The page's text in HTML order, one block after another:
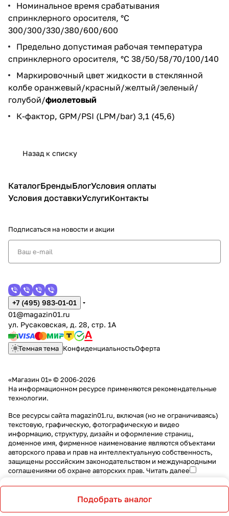
Номинальное время срабатывания
спринклерного оросителя, °С
300/300/330/380/600/600
Предельно допустимая рабочая температура
спринклерного оросителя, °С 38/50/58/70/100/140
Маркировочный цвет жидкости в стеклянной
колбе оранжевый/красный/желтый/зеленый/
голубой/фиолетовый
К-фактор, GPM/PSI (LPM/bar) 3,1 (45,6)
Назад к списку
Подобрать аналог
КаталогБрендыБлогУсловия оплаты
Условия доставкиУслугиКонтакты
Подписаться на новости и акции
+7 (495) 983-01-01
01@magazin01.ru
ул. Русаковская, д. 28, стр. 1А
Темная тема КонфиденциальностьОферта
«Магазин 01» © 2006-2026
На информационном ресурсе применяются рекомендательные
технологии.
Все ресурсы сайта magazin01.ru, включая (но не ограничиваясь)
текстовую, графическую, фотографическую и видео
информацию, структуру, дизайн и оформление страниц,
доменное имя, фирменное наименование являются объектами
авторского права и прав на интеллектуальную собственность,
защищены российским законодательством и международными
соглашениями об охране авторских прав. Читать далее